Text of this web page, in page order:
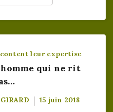
leur expertise
qui ne rit
15 juin 2018